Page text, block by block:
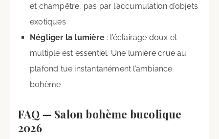
et champêtre, pas par l’accumulation d’objets
exotiques
Négliger la lumière: l’éclairage doux et
multiple est essentiel. Une lumière crue au
plafond tue instantanément l’ambiance
bohème
FAQ — Salon bohème bucolique
2026